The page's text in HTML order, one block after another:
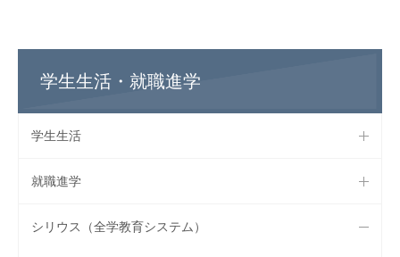
学生生活・就職進学
学生生活
就職進学
シリウス（全学教育システム）